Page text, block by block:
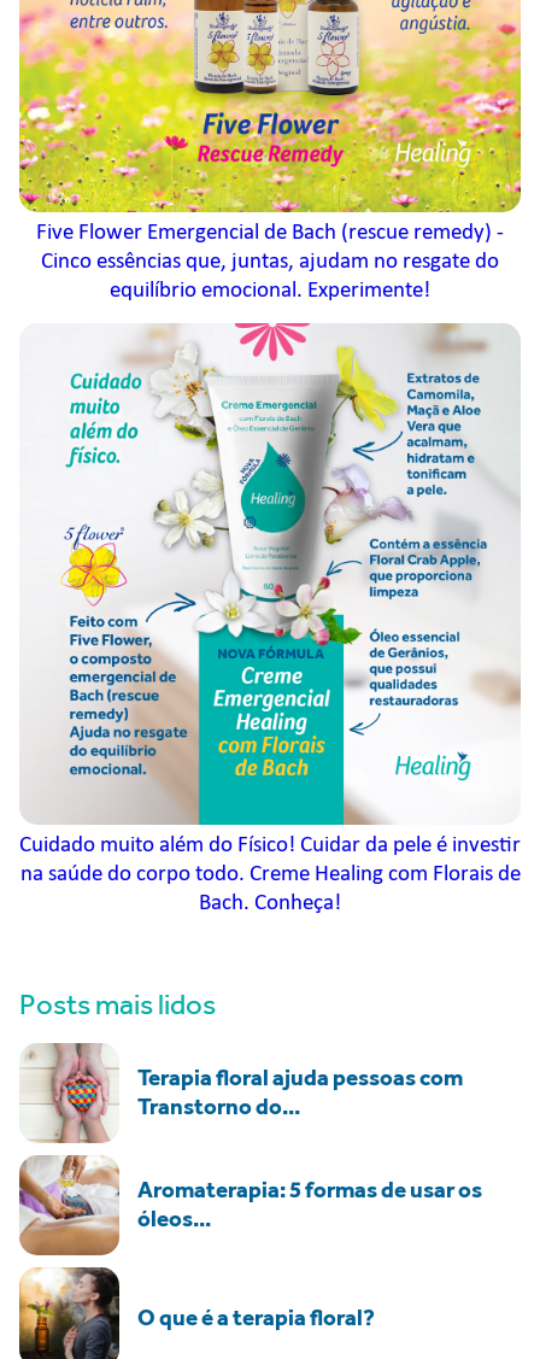
Five Flower Emergencial de Bach (rescue remedy) -
Cinco essências que, juntas, ajudam no resgate do
equilíbrio emocional. Experimente!
Cuidado muito além do Físico! Cuidar da pele é investir
na saúde do corpo todo. Creme Healing com Florais de
Bach. Conheça!
Posts mais lidos
Terapia floral ajuda pessoas com
Transtorno do...
Aromaterapia: 5 formas de usar os
óleos...
O que é a terapia floral?